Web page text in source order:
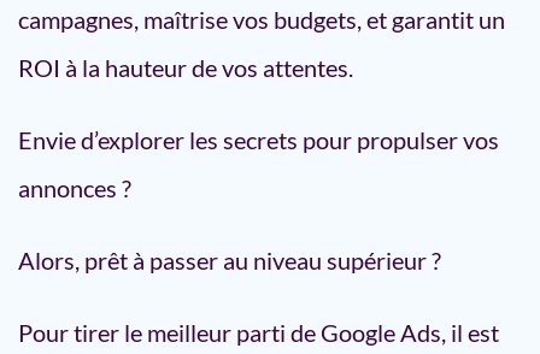
de portefeuille ?
Comment configurer une
stratégie de portefeuille ?
diffusion : Un outil clé pour éviter
la saturation publicitaire
de diffusion ?
de fréquence
campagnes, maîtrise vos budgets, et garantit un
ROI à la hauteur de vos attentes.
Envie d’explorer les secrets pour propulser vos
annonces ?
Alors, prêt à passer au niveau supérieur ?
Pour tirer le meilleur parti de Google Ads, il est